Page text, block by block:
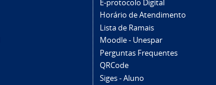
E-protocolo Digital
Horário de Atendimento
Lista de Ramais
Moodle - Unespar
Perguntas Frequentes
QRCode
Siges - Aluno